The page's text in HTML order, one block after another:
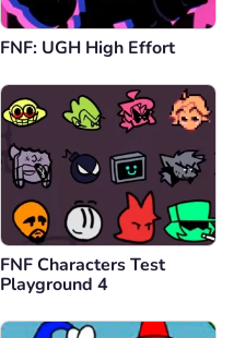
FNF: UGH High Effort
FNF Characters Test
Playground 4